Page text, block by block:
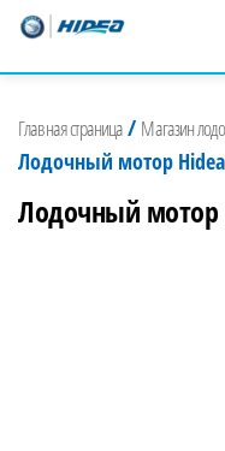
Магазин
лодочных
моторов
Hidea
Представитель
Беларуси
Главная страница/ Магазин
Лодочный мотор Hidea
Лодочный мотор